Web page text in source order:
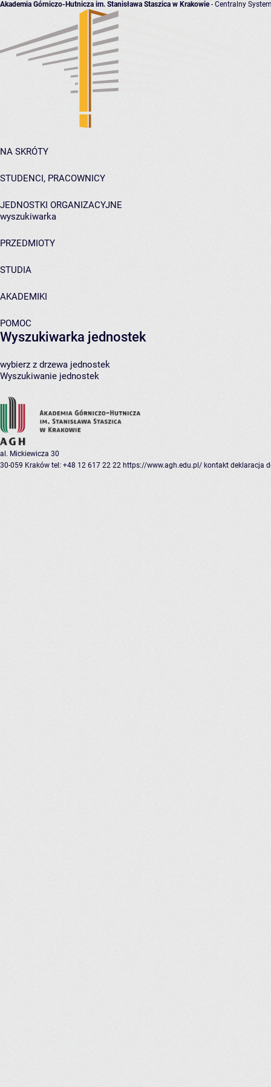
Akademia Górniczo-Hutnicza im. Stanisława Staszica w Krakowie- Centralny
NA SKRÓTY
STUDENCI, PRACOWNICY
JEDNOSTKI ORGANIZACYJNE
wyszukiwarka
PRZEDMIOTY
STUDIA
AKADEMIKI
POMOC
Wyszukiwarka jednostek
wybierz z drzewa jednostek
Wyszukiwanie jednostek
al. Mickiewicza 30
30-059 Kraków tel: +48 12 617 22 22 https://www.agh.edu.pl/ kontakt deklaracja